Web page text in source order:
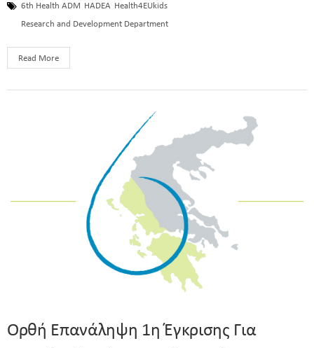
6th Health ADM HADEA Health4EUkids
Research and Development Department
Read More
Ορθή Επανάληψη 1η Έγκρισης Για